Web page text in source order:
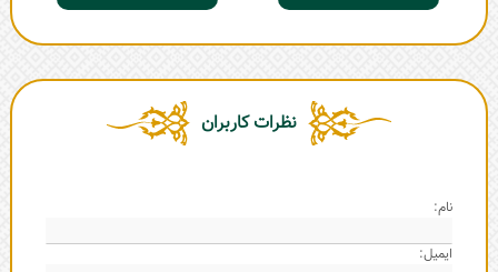
نظرات کاربران
نام:
ایمیل: